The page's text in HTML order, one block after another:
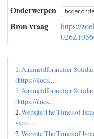
Onderwerpen hoger
Bron vraag
https://
1.Aanmeldformulier
(https://docs.…
1.Aanmeldformulier
(https://docs.…
2.Website The Times of
victo…
2.Website The Times of